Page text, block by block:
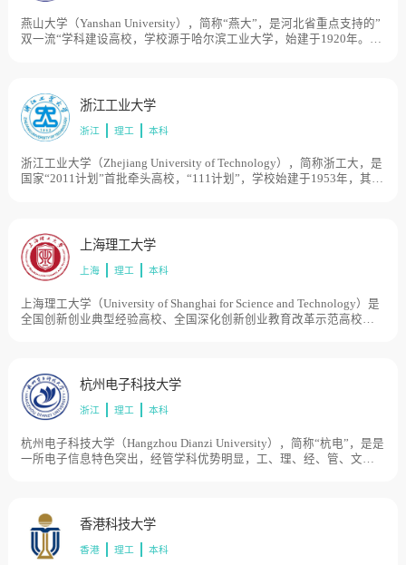
燕山大学（Yanshan University），简称“燕大”，是河北省重点支持的”
双一流“学科建设高校，学校源于哈尔滨工业大学，始建于1920年。
1978年确定为全国重点高等院校。1985年至1997年学校整体南迁秦皇
岛市。1997年经原国家教委批准，更名燕山大学。1998年，由原机械
工业部划转到河北省，实行中央与地方共建，以河北省管理为主。
4000亩。
浙江工业大学
浙江 理工 本科
浙江工业大学（Zhejiang University of Technology），简称浙工大，是
国家“2011计划”首批牵头高校，“111计划”，学校始建于1953年，其前
杭州船舶工业学校和浙江建材工业学校陆续并入浙江工业大学。2009
年6月，浙江省人民政府和教育部签订共建协议，学校进入省部共建高
校行列。2013年5月，学校成为国家“2011计划”首批认定的14家协同创
上海理工大学
上海 理工 本科
上海理工大学（University of Shanghai for Science and Technology）是
全国创新创业典型经验高校、全国深化创新创业教育改革示范高校，
校，1996年两校合并组建上海理工大学。1998年学校由原国家机械工
业部转入上海市管理。目前学校总体占地面积1000亩。
杭州电子科技大学
浙江 理工 本科
杭州电子科技大学（Hangzhou Dianzi University），简称“杭电”，是是
一所电子信息特色突出，经管学科优势明显，工、理、经、管、文、
工业学校等时期，1980年经国务院批准改建为杭州电子工业学院，先
后隶属于机械工业部、电子工业部和信息产业部等中央部委，2003年
原杭州出版学校整体并入，2004年更名为杭州电子科技大学。目前学
香港科技大学
香港 理工 本科